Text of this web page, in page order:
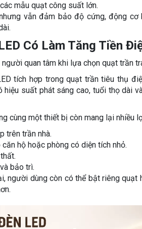
mẫu quạt công suất lớn.
vẫn đảm bảo độ cứng, động
Có Làm Tăng Tiền
quan tâm khi lựa chọn quạt trần
tích hợp trong quạt trần tiêu thụ
hiệu suất phát sáng cao, tuổi thọ dài
cùng một thiết bị còn mang lại nhiều
trên trần nhà.
hộ hoặc phòng có diện tích nhỏ.
bảo trì.
người dùng còn có thể bật riêng quạt